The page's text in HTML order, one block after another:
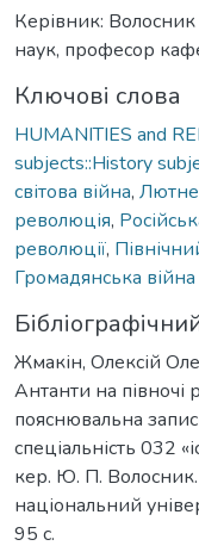
Керівник:
наук, професор
Ключові слова
HUMANITIES and
subjects::History
світова війна,
революція,
революції,
Громадянська війна
Жмакін, Олексій
Антанти на півночі
пояснювальна
спеціальність 032
кер. Ю. П. Волосник.
національний
95 с.